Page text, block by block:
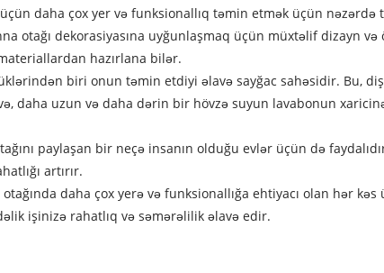
daha çox yer və funksionallıq təmin etmək üçün
otağı dekorasiyasına uyğunlaşmaq üçün müxtəlif dizayn
hazırlana bilər.
biri onun təmin etdiyi əlavə sayğac sahəsidir. Bu, diş
daha uzun və daha dərin bir hövzə suyun lavabonun xaricinə
paylaşan bir neçə insanın olduğu evlər üçün də
artırır.
daha çox yerə və funksionallığa ehtiyacı olan hər
işinizə rahatlıq və səmərəlilik əlavə edir.